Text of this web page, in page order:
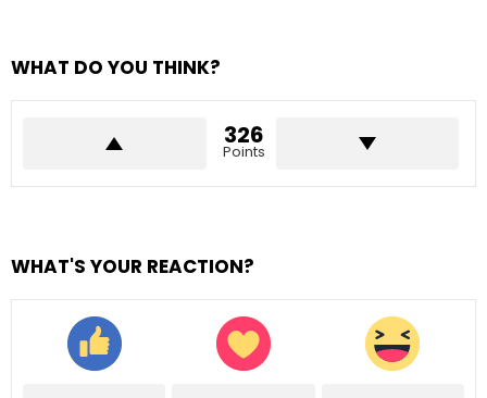
WHAT DO YOU THINK?
326
Points
WHAT'S YOUR REACTION?